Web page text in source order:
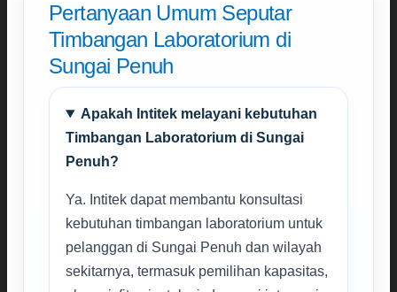
Pertanyaan Umum Seputar
Timbangan Laboratorium di
Sungai Penuh
Apakah Intitek melayani kebutuhan
Timbangan Laboratorium di Sungai
Penuh?
Ya. Intitek dapat membantu konsultasi
kebutuhan timbangan laboratorium untuk
pelanggan di Sungai Penuh dan wilayah
sekitarnya, termasuk pemilihan kapasitas,